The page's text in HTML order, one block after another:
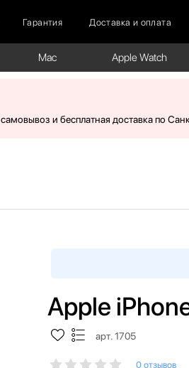
Гарантия Доставка и оплата
Mac Apple Watch
и бесплатная доставка по
Apple
арт. 1705
0 отзывов